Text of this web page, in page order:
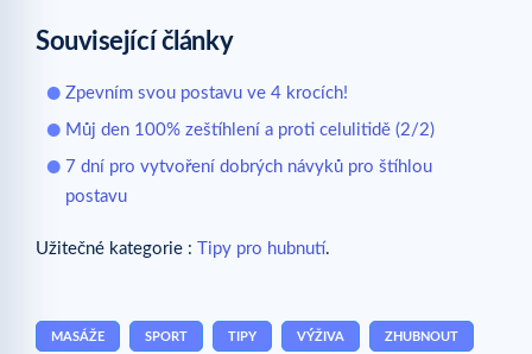
Související články
Zpevním svou postavu ve 4 krocích!
Můj den 100% zeštíhlení a proti celulitidě (2/2)
7 dní pro vytvoření dobrých návyků pro štíhlou
postavu
Užitečné kategorie : Tipy pro hubnutí.
MASÁŽE SPORT TIPY VÝŽIVA ZHUBNOUT